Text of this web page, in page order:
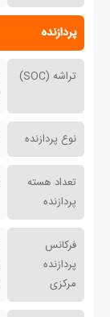
پردازنده
تراشه (SOC)
نوع پردازنده
تعداد هسته
پردازنده
فرکانس
پردازنده
مرکزی